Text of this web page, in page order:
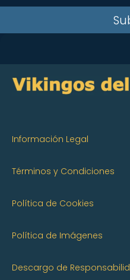
Información Legal
Términos y Condiciones
Política de Cookies
Política de Imágenes
Descargo de